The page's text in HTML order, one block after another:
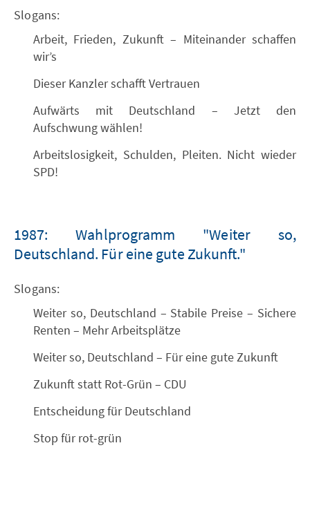
Slogans:
Arbeit, Frieden, Zukunft – Miteinander schaffen
wir’s
Dieser Kanzler schafft Vertrauen
Aufwärts mit Deutschland – Jetzt den
Aufschwung wählen!
Arbeitslosigkeit, Schulden, Pleiten. Nicht wieder
SPD!
1987: Wahlprogramm "Weiter so,
Deutschland. Für eine gute Zukunft."
Slogans:
Weiter so, Deutschland – Stabile Preise – Sichere
Renten – Mehr Arbeitsplätze
Weiter so, Deutschland – Für eine gute Zukunft
Zukunft statt Rot-Grün – CDU
Entscheidung für Deutschland
Stop für rot-grün